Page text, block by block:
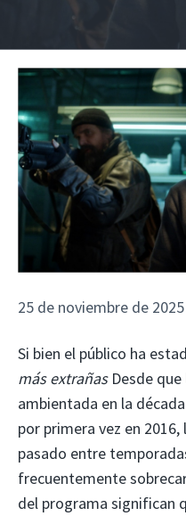
25 de noviembre de 2025
Si bien el público ha
más extrañasDesde
ambientada en la
por primera vez en
pasado entre
frecuentemente
del programa significan